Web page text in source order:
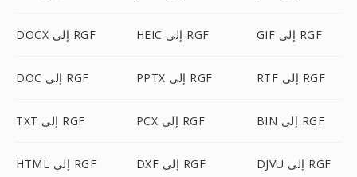
DOCX إلى RGF HEIC إلى RGF GIF إلى RGF
DOC إلى RGF PPTX إلى RGF RTF إلى RGF
TXT إلى RGF PCX إلى RGF BIN إلى RGF
HTML إلى RGF DXF إلى RGF DJVU إلى RGF